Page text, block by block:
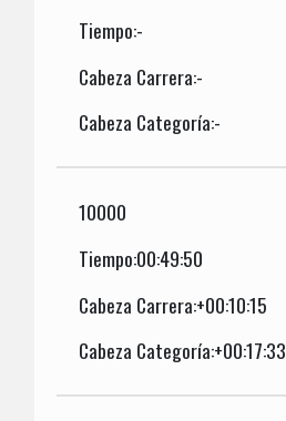
Tiempo:-
Cabeza Carrera:-
Cabeza Categoría:-
10000
Tiempo:00:49:50
Cabeza Carrera:+00:10:15
Cabeza Categoría:+00:17:33